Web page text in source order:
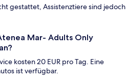
gestattet, Assistenztiere sind jedoch
Mar- Adults Only
kosten 20 EUR pro Tag. Eine
ist verfügbar.